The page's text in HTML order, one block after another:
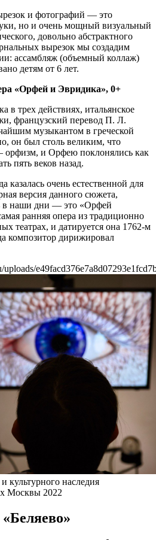
и фотографий — это
но и очень мощный визуальный
довольно абстрактного
вырезок мы создадим
ассамбляж (объемный коллаж)
детям от 6 лет.
«Орфей и Эвридика», 0+
в трех действиях, итальянское
французский перевод П. Л.
музыкантом в греческой
он был столь великим, что
орфизм, и Орфею поклонялись как
пять веков назад.
казалась очень естественной для
версия данного сюжета,
в наши дни — это «Орфей
ранняя опера из традиционно
театрах, и датируется она 1762-м
композитор дирижировал
uploads/
культурного наследия
Москвы 2022